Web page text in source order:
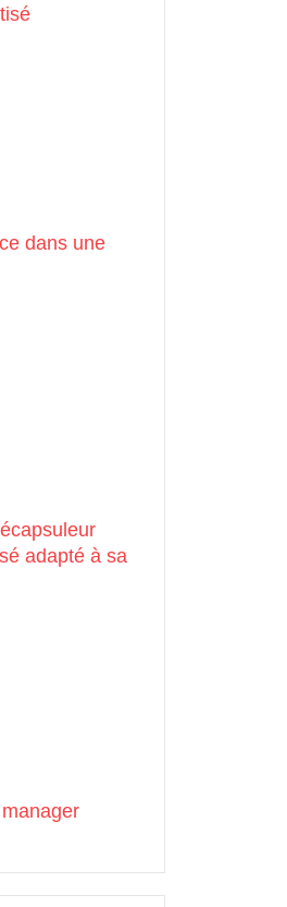
dans une
adapté à sa